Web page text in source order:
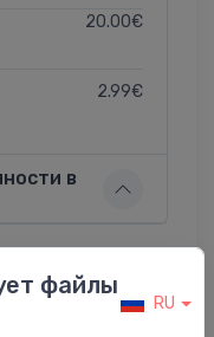
20.00€
2.99€
в
файлы
RU